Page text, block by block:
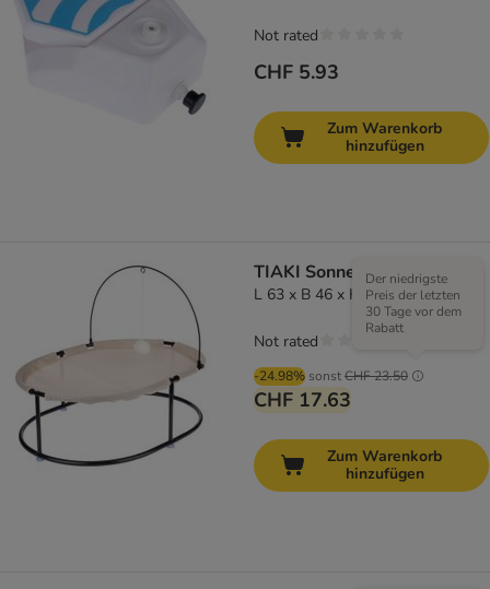
CHF 5.93
Not rated
Zum Warenkorb
hinzufügen
TIAKI Sonnenliege Sand
L 63 x B 46 x H 47 cm
-24.98% sonstCHF 23.50
Der niedrigste
Preis der letzten
30 Tage vor dem
Rabatt
CHF 17.63
Not rated
Zum Warenkorb
hinzufügen